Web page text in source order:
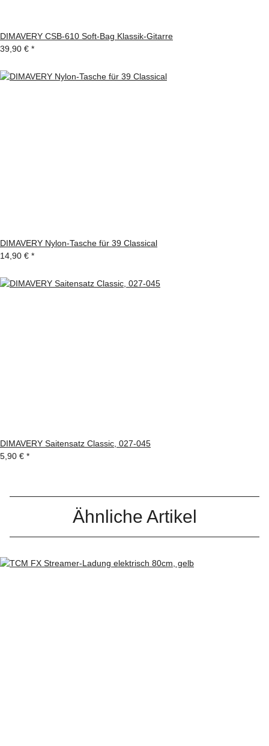
DIMAVERY CSB-610 Soft-Bag Klassik-Gitarre
39,90 € *
DIMAVERY Nylon-Tasche für 39 Classical
14,90 € *
DIMAVERY Saitensatz Classic, 027-045
5,90 € *
Ähnliche Artikel